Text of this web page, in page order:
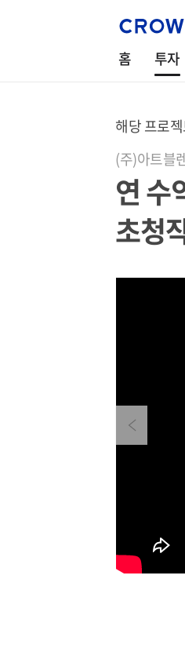
홈 투자
해당 프로
(주)아트블
연 수
초청
Previous